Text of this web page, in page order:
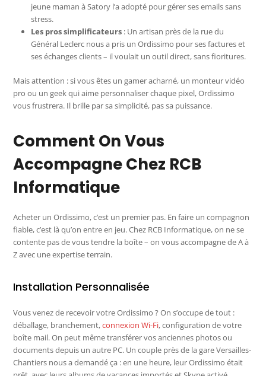
jeune maman à Satory l’a adopté pour gérer ses emails sans
stress.
Les pros simplificateurs : Un artisan près de la rue du
Général Leclerc nous a pris un Ordissimo pour ses factures et
ses échanges clients – il voulait un outil direct, sans fioritures.
Mais attention : si vous êtes un gamer acharné, un monteur vidéo
pro ou un geek qui aime personnaliser chaque pixel, Ordissimo
vous frustrera. Il brille par sa simplicité, pas sa puissance.
Comment On Vous
Accompagne Chez RCB
Informatique
Acheter un Ordissimo, c’est un premier pas. En faire un compagnon
fiable, c’est là qu’on entre en jeu. Chez RCB Informatique, on ne se
contente pas de vous tendre la boîte – on vous accompagne de A à
Z avec une expertise terrain.
Installation Personnalisée
Vous venez de recevoir votre Ordissimo ? On s’occupe de tout :
déballage, branchement,connexion Wi-Fi, configuration de votre
boîte mail. On peut même transférer vos anciennes photos ou
documents depuis un autre PC. Un couple près de la gare Versailles-
Chantiers nous a demandé ça : en une heure, leur Ordissimo était